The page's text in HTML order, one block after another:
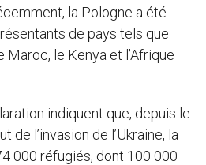
la Pologne a été
de pays tels que
Maroc, le Kenya et l’Afrique
indiquent que, depuis le
de l’invasion de l’Ukraine, la
000 réfugiés, dont 100 000